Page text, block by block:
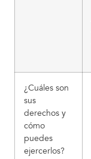
¿Cuáles son
sus
derechos y
cómo
puedes
ejercerlos?